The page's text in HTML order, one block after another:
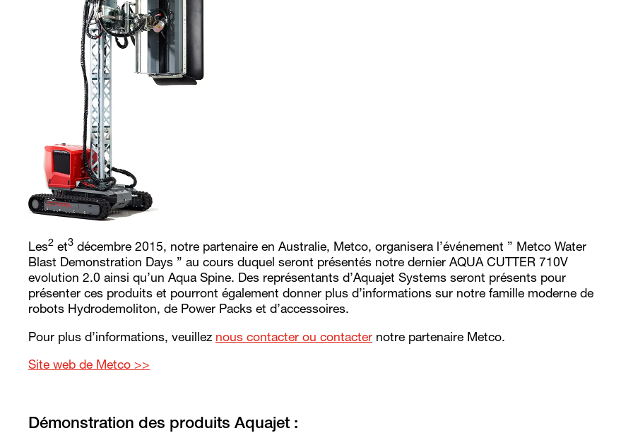
Les2 et3 décembre 2015, notre partenaire en Australie, Metco, organisera l’événement ” Metco Water
Blast Demonstration Days ” au cours duquel seront présentés notre dernier AQUA CUTTER 710V
evolution 2.0 ainsi qu’un Aqua Spine. Des représentants d’Aquajet Systems seront présents pour
présenter ces produits et pourront également donner plus d’informations sur notre famille moderne de
robots Hydrodemoliton, de Power Packs et d’accessoires.
Pour plus d’informations, veuillez nous contacter ou contacter notre partenaire Metco.
Site web de Metco >>
Démonstration des produits Aquajet :